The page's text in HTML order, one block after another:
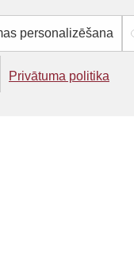
19.40€
NOPIRKT
personalizēšana
Privātuma politika